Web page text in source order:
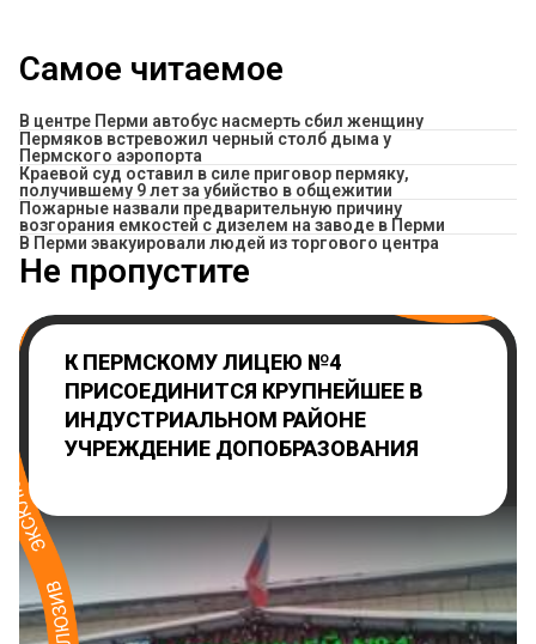
Самое читаемое
В центре Перми автобус насмерть сбил женщину
Пермяков встревожил черный столб дыма у
Пермского аэропорта
Краевой суд оставил в силе приговор пермяку,
получившему 9 лет за убийство в общежитии
Пожарные назвали предварительную причину
возгорания емкостей с дизелем на заводе в Перми
В Перми эвакуировали людей из торгового центра
Не пропустите
К ПЕРМСКОМУ ЛИЦЕЮ №4
ПРИСОЕДИНИТСЯ КРУПНЕЙШЕЕ В
ИНДУСТРИАЛЬНОМ РАЙОНЕ
УЧРЕЖДЕНИЕ ДОПОБРАЗОВАНИЯ